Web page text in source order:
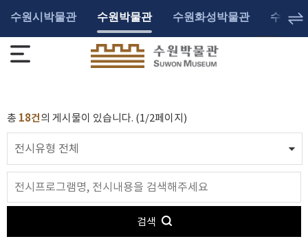
수원시박물관 수원박물관 수원화성박물관 수원광
총 18건의 게시물이 있습니다. (1/2페이지)
검색